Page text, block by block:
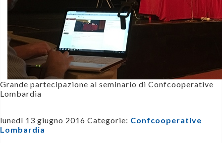
Grande partecipazione al seminario di Confcooperative
Lombardia
lunedì 13 giugno 2016 Categorie: Confcooperative
Lombardia